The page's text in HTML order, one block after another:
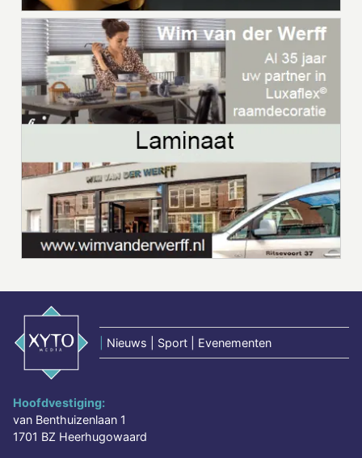
Nieuws | Sport | Evenementen
Hoofdvestiging:
van Benthuizenlaan 1
1701 BZ Heerhugowaard